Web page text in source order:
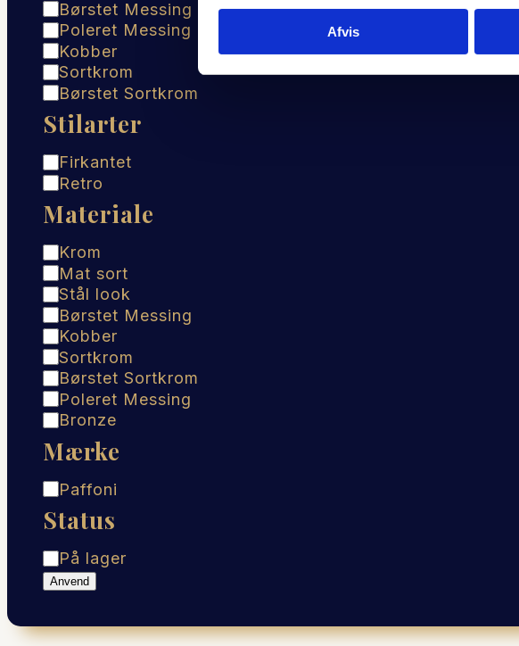
Afvis
Børstet Messing
Poleret Messing
Kobber
Sortkrom
Børstet Sortkrom
Stilarter
Stilarter
Firkantet
Retro
Materiale
Materiale
Krom
Mat sort
Stål look
Børstet Messing
Kobber
Sortkrom
Børstet Sortkrom
Poleret Messing
Bronze
Mærke
Mærke
Paffoni
Status
Status
På lager
Anvend